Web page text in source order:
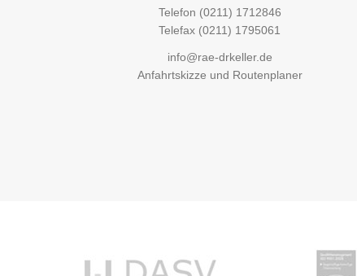
Telefon (0211) 1712846
Telefax (0211) 1795061
info@rae-drkeller.de
Anfahrtskizze und Routenplaner